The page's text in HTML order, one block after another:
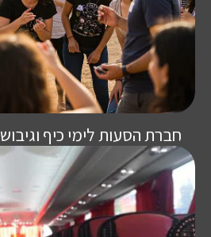
חברת הסעות לימי כיף וגיבוש